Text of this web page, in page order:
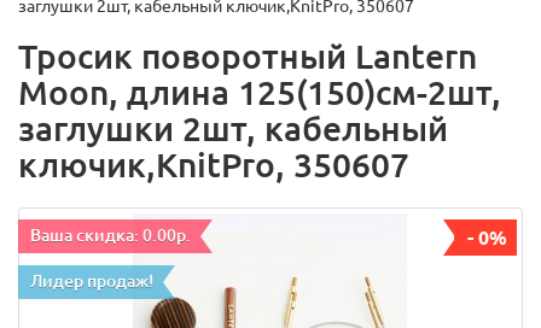
заглушки 2шт, кабельный ключик,KnitPro, 350607
Тросик поворотный Lantern
Moon, длина 125(150)см-2шт,
заглушки 2шт, кабельный
ключик,KnitPro, 350607
Ваша скидка: 0.00р.
Лидер продаж!
- 0%